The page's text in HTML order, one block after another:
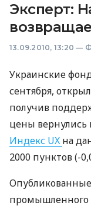
Эксперт:
13.09.2010, 13:20 —
Украинские
сентября,
получив
цены вернулись
Индекс UX на
2000 пунктов (-
промышленного